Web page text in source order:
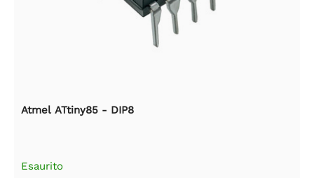
Atmel ATtiny85 - DIP8
Esaurito